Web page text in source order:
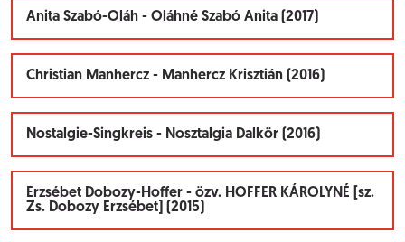
Anita Szabó-Oláh - Oláhné Szabó Anita (2017)
Christian Manhercz - Manhercz Krisztián (2016)
Nostalgie-Singkreis - Nosztalgia Dalkör (2016)
Erzsébet Dobozy-Hoffer - özv. HOFFER KÁROLYNÉ [sz.
Zs. Dobozy Erzsébet] (2015)